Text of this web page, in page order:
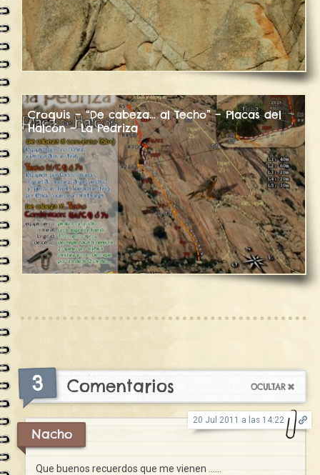
Croquis – “De cabeza… al Techo” – Placas del
Halcón – La Pedriza
3 Comentarios
Nacho
20 Jul 2011 a las 14:22
Que buenos recuerdos que me vienen ……